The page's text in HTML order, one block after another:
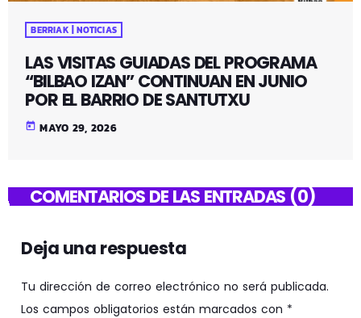
BERRIAK | NOTICIAS
LAS VISITAS GUIADAS DEL PROGRAMA
“BILBAO IZAN” CONTINUAN EN JUNIO
POR EL BARRIO DE SANTUTXU
today MAYO 29, 2026
COMENTARIOS DE LAS ENTRADAS (0)
Deja una respuesta
Tu dirección de correo electrónico no será publicada.
Los campos obligatorios están marcados con *